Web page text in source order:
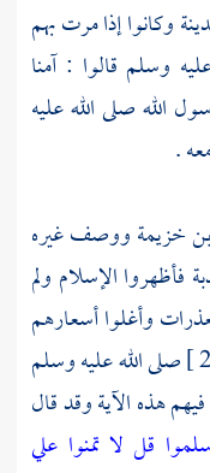
وكانوا إذا مرت بهم
وسلم قالوا : آمنا
الله صلى الله عليه
.
خزيمةووصف غيره
فأظهروا الإسلام ولم
وأغلوا أسعارهم
صلى الله عليه وسلم
هذه الآية وقد قال
قل لا تمنوا علي